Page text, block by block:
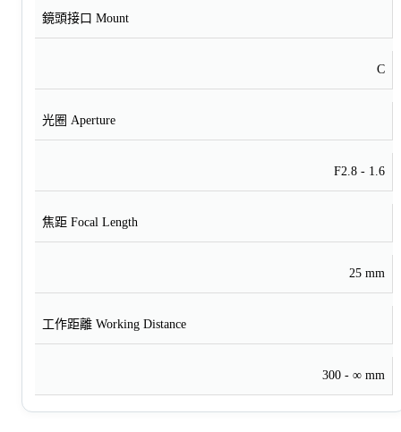
鏡頭接口 Mount
C
光圈 Aperture
F2.8 - 1.6
焦距 Focal Length
25 mm
工作距離 Working Distance
300 - ∞ mm